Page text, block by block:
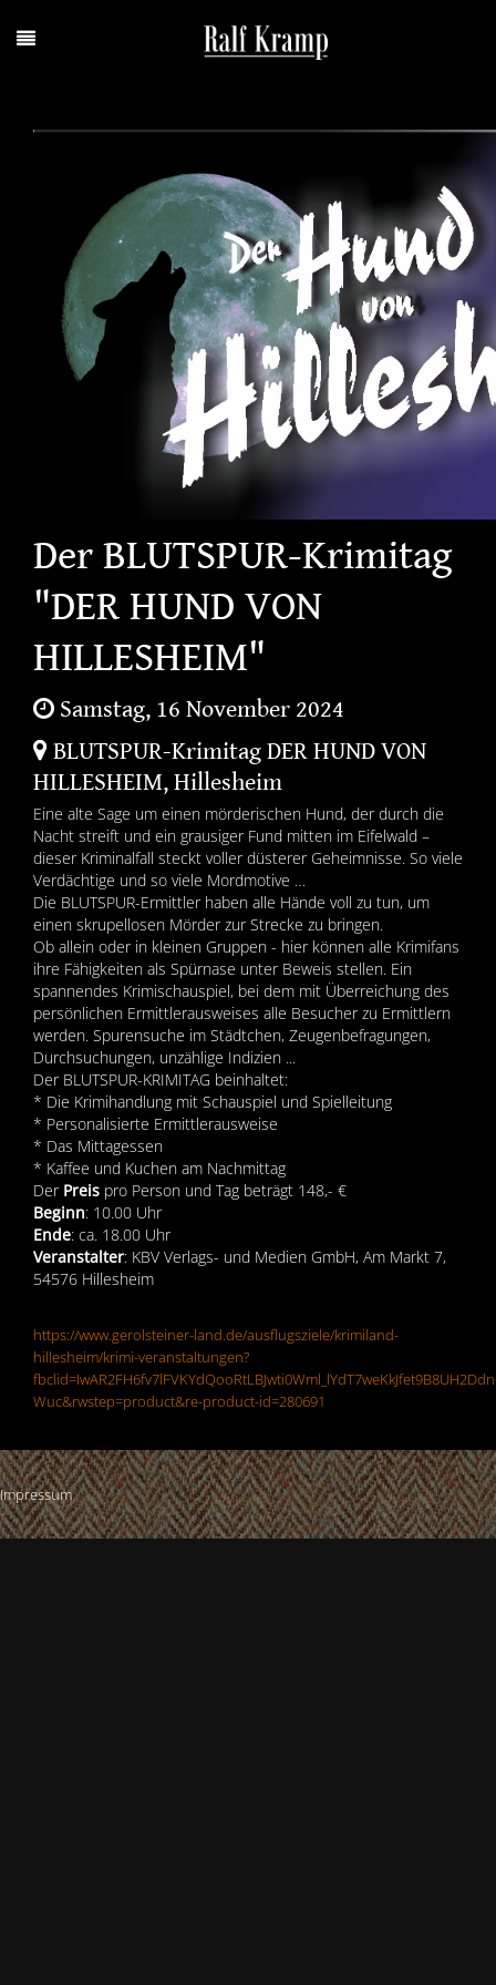
Der BLUTSPUR-Krimitag
"DER HUND VON
HILLESHEIM"
Samstag, 16 November 2024
BLUTSPUR-Krimitag DER HUND VON
HILLESHEIM, Hillesheim
Eine alte Sage um einen mörderischen Hund, der durch die
Nacht streift und ein grausiger Fund mitten im Eifelwald –
dieser Kriminalfall steckt voller düsterer Geheimnisse. So viele
Verdächtige und so viele Mordmotive …
Die BLUTSPUR-Ermittler haben alle Hände voll zu tun, um
einen skrupellosen Mörder zur Strecke zu bringen.
Ob allein oder in kleinen Gruppen - hier können alle Krimifans
ihre Fähigkeiten als Spürnase unter Beweis stellen. Ein
spannendes Krimischauspiel, bei dem mit Überreichung des
persönlichen Ermittlerausweises alle Besucher zu Ermittlern
werden. Spurensuche im Städtchen, Zeugenbefragungen,
Durchsuchungen, unzählige Indizien ...
Der BLUTSPUR-KRIMITAG beinhaltet:
* Die Krimihandlung mit Schauspiel und Spielleitung
* Personalisierte Ermittlerausweise
* Das Mittagessen
* Kaffee und Kuchen am Nachmittag
Der Preis pro Person und Tag beträgt 148,- €
Beginn: 10.00 Uhr
Ende: ca. 18.00 Uhr
Veranstalter: KBV Verlags- und Medien GmbH, Am Markt 7,
54576 Hillesheim
https://www.gerolsteiner-land.de/ausflugsziele/krimiland-
hillesheim/krimi-veranstaltungen?
Wuc&rwstep=product&re-product-id=280691
Impressum